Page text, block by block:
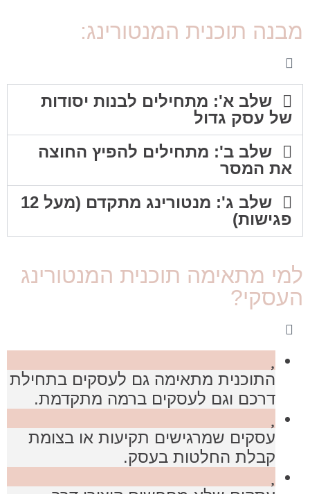
מבנה תוכנית המנטורינג:
שלב א': מתחילים לבנות יסודות
של עסק גדול
שלב ב': מתחילים להפיץ החוצה
את המסר
שלב ג': מנטורינג מתקדם (מעל 12
פגישות)
למי מתאימה תוכנית המנטורינג
העסקי?
התוכנית מתאימה גם לעסקים בתחילת
דרכם וגם לעסקים ברמה מתקדמת.
עסקים שמרגישים תקיעות או בצומת
קבלת החלטות בעסק.